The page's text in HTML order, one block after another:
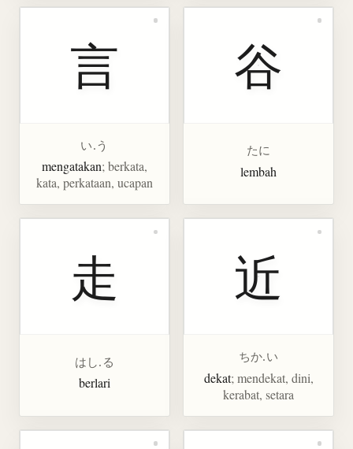
言
い.う
mengatakan; berkata,
kata, perkataan, ucapan
谷
たに
lembah
走
はし.る
berlari
近
ちか.い
dekat; mendekat, dini,
kerabat, setara